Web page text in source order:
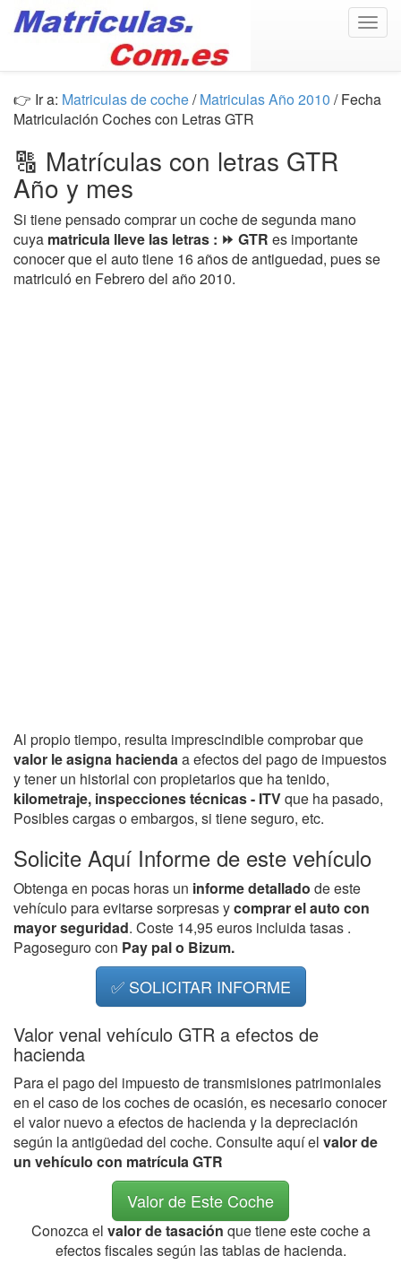
👉 Ir a: Matriculas de coche/Matriculas Año 2010 / Fecha
Matriculación Coches con Letras GTR
🔠 Matrículas con letras GTR
Año y mes
Si tiene pensado comprar un coche de segunda mano
cuya matricula lleve las letras : ⏩ GTR es importante
conocer que el auto tiene 16 años de antiguedad, pues se
matriculó en Febrero del año 2010.
Al propio tiempo, resulta imprescindible comprobar que
valor le asigna haciendaa efectos del pago de impuestos
y tener un historial con propietarios que ha tenido,
kilometraje, inspecciones técnicas - ITVque ha pasado,
Posibles cargas o embargos, si tiene seguro, etc.
Solicite Aquí Informe de este vehículo
Obtenga en pocas horas un informe detallado de este
vehículo para evitarse sorpresas ycomprar el auto con
mayor seguridad. Coste 14,95 euros incluida tasas .
Pagoseguro con Pay pal o Bizum.
✅ SOLICITAR INFORME
Valor venal vehículo GTR a efectos de
hacienda
Para el pago del impuesto de transmisiones patrimoniales
en el caso de los coches de ocasión, es necesario conocer
el valor nuevo a efectos de hacienda y la depreciación
según la antigüedad del coche. Consulte aquí el valor de
un vehículo con matrícula GTR
Valor de Este Coche
Conozca el valor de tasación que tiene este coche a
efectos fiscales según las tablas de hacienda.